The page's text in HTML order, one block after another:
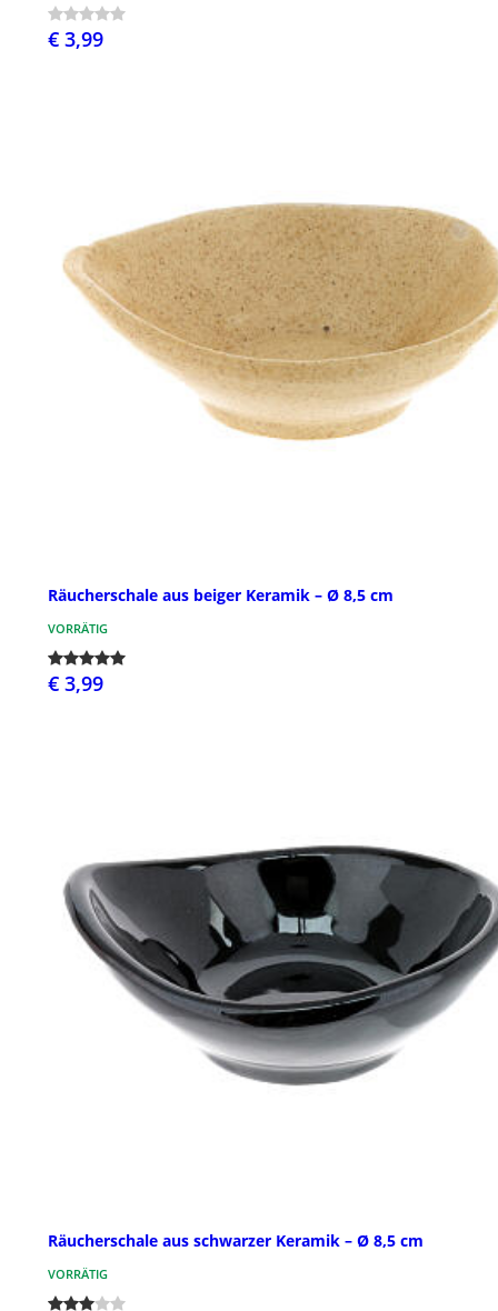
€ 3,99
Räucherschale aus beiger Keramik – Ø 8,5 cm
VORRÄTIG
€ 3,99
Räucherschale aus schwarzer Keramik – Ø 8,5 cm
VORRÄTIG